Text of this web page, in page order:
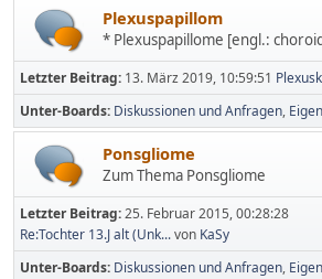
Plexuspapillom
* Plexuspapillome [engl.:
Letzter Beitrag: 13. März 2019, 10:59:51
Unter-Boards Diskussionen und Anfragen
Ponsgliome
Zum Thema Ponsgliome
Letzter Beitrag:25. Februar 2015, 00:28:28
Re:Tochter 13.J alt (Unk...von KaSy
Unter-Boards Diskussionen und Anfragen